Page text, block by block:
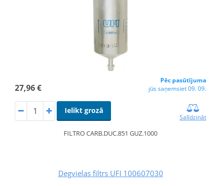
27,96 €
Pēc pasūtījuma
jūs saņemsiet 09. 09.
Ielikt grozā
Salīdzināt
FILTRO CARB.DUC.851 GUZ.1000
Degvielas filtrs UFI 100607030